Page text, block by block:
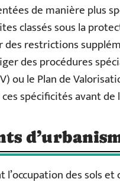
de manière plus
classés sous la
restrictions
des procédures
ou le Plan de
spécificités avant
l’occupation des sols